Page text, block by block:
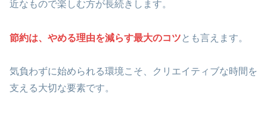
近なもので楽しむ方が長続きします。
節約は、やめる理由を減らす最大のコツ とも言えます。
気負わずに始められる環境こそ、クリエイティブな時間を
支える大切な要素です。